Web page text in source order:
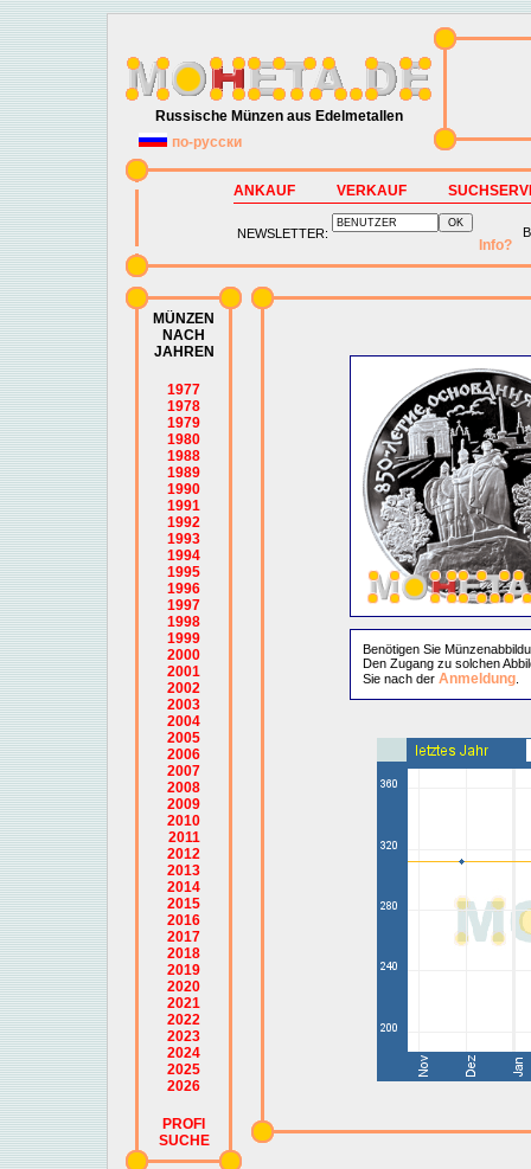
Russische Münzen aus Edelmetallen
по-русски
ANKAUF VERKAUF
NEWSLETTER:
Info?
MÜNZEN
NACH
JAHREN
1977
1978
1979
1980
1988
1989
1990
1991
1992
1993
1994
1995
1996
1997
1998
1999
2000
2001
2002
2003
2004
2005
2006
2007
2008
2009
2010
2011
2012
2013
2014
2015
2016
2017
2018
2019
2020
2021
2022
2023
2024
2025
2026
PROFI
SUCHE
Benötigen Sie
Den Zugang zu solchen
Sie nach der Anmeldung.